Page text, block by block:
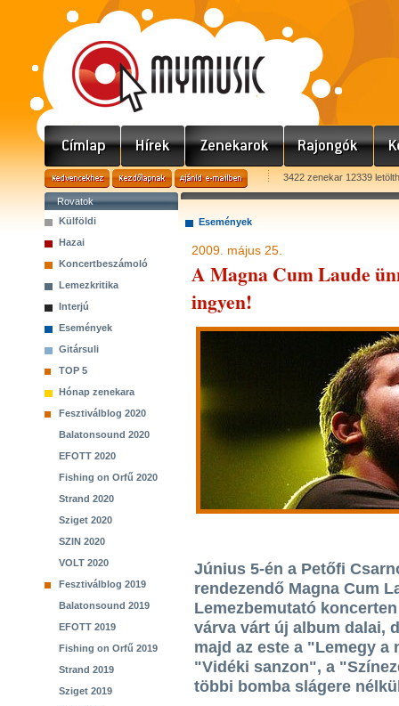
3422 zenekar 12339
Rovatok
Külföldi
Hazai
Koncertbeszámoló
Lemezkritika
Interjú
Események
Gitársuli
TOP 5
Hónap zenekara
Fesztiválblog 2020
Balatonsound 2020
EFOTT 2020
Fishing on Orfű 2020
Strand 2020
Sziget 2020
SZIN 2020
VOLT 2020
Fesztiválblog 2019
Balatonsound 2019
EFOTT 2019
Fishing on Orfű 2019
Strand 2019
Sziget 2019
Események
2009. május 25.
A Magna Cum Laude
ingyen!
Június 5-én a Petőfi
rendezendő Magna Cum
Lemezbemutató
várva várt új album dalai,
majd az este a "Lemegy
"Vidéki sanzon", a
többi bomba slágere